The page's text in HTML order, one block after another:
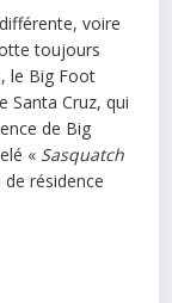
voire
toujours
le Big Foot
Santa Cruz, qui
de Big
« Sasquatch
résidence